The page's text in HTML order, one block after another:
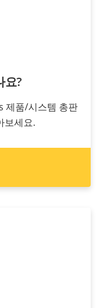
요?
제품/시스템 총판
보세요.